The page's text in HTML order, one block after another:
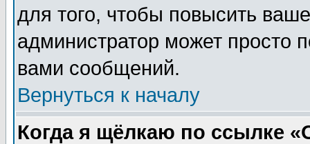
для того, чтобы повысить
администратор может просто
вами сообщений.
Вернуться к началу
Когда я щёлкаю по ссылке